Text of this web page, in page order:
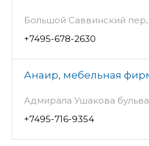
Большой Саввинский пер,
+7495-678-2630
Анаир, мебельная
Адмирала Ушакова
+7495-716-9354